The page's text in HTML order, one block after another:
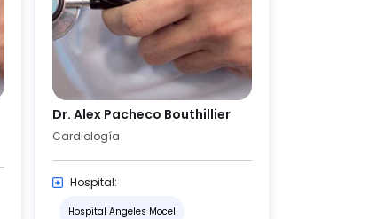
Dr. Alex Pacheco Bouthillier
Cardiología
Hospital:
Hospital Angeles Mocel